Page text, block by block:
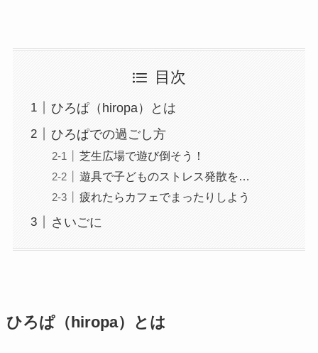
目次
ひろぱ（hiropa）とは
ひろぱでの過ごし方
芝生広場で遊び倒そう！
遊具で子どものストレス発散を…
疲れたらカフェでまったりしよう
さいごに
ひろぱ（hiropa）とは